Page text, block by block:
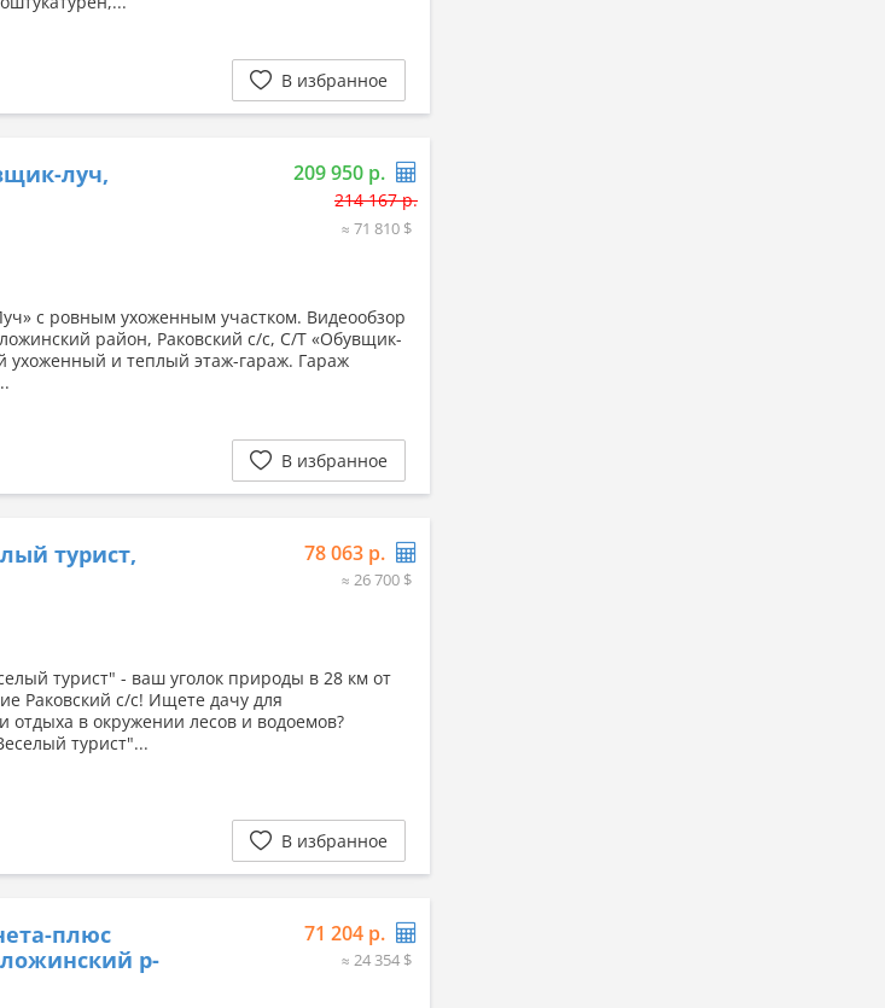
В избранное
луч,
209 950 р.
214 167 р.
≈ 71 810 $
с ровным ухоженным участком. Видеообзор
район, Раковский с/с, С/Т «Обувщик-
ухоженный и теплый этаж-гараж. Гараж
В избранное
турист,
78 063 р.
≈ 26 700 $
турист" - ваш уголок природы в 28 км от
Раковский с/с! Ищете дачу для
отдыха в окружении лесов и водоемов?
турист"...
В избранное
плюс
р-
71 204 р.
≈ 24 354 $